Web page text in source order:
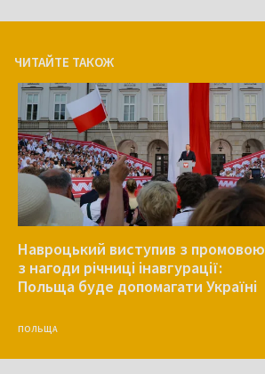
ЧИТАЙТЕ ТАКОЖ
Навроцький виступив з промовою
з нагоди річниці інавгурації:
Польща буде допомагати Україні
ПОЛЬЩА